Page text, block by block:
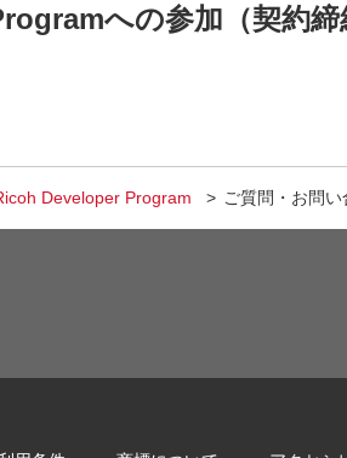
への参加（契約
Developer Program ご質問・お問い